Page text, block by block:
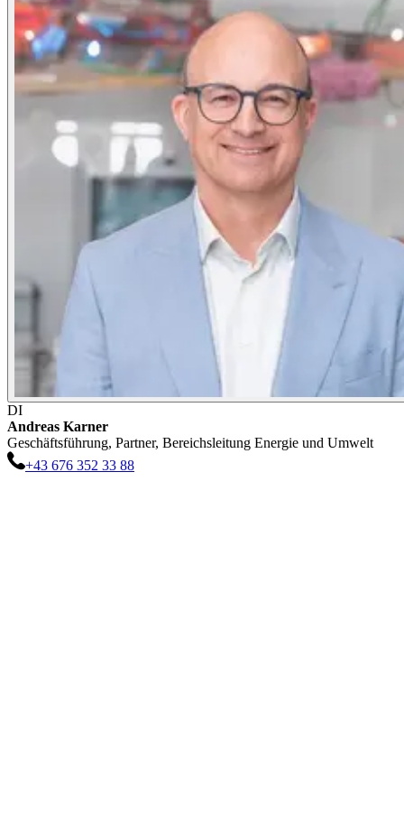
DI
Andreas Karner
Geschäftsführung, Partner, Bereichsleitung Energie und Umwelt
+43 676 352 33 88